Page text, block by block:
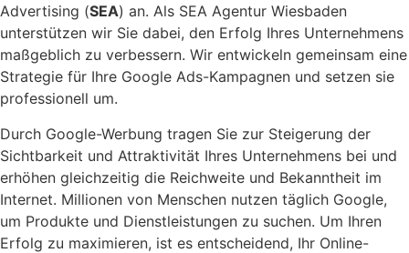
Advertising (SEA) an. Als SEA Agentur Wiesbaden
unterstützen wir Sie dabei, den Erfolg Ihres Unternehmens
maßgeblich zu verbessern. Wir entwickeln gemeinsam eine
Strategie für Ihre Google Ads-Kampagnen und setzen sie
professionell um.
Durch Google-Werbung tragen Sie zur Steigerung der
Sichtbarkeit und Attraktivität Ihres Unternehmens bei und
erhöhen gleichzeitig die Reichweite und Bekanntheit im
Internet. Millionen von Menschen nutzen täglich Google,
um Produkte und Dienstleistungen zu suchen. Um Ihren
Erfolg zu maximieren, ist es entscheidend, Ihr Online-